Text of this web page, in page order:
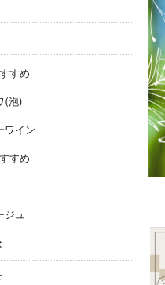
すめ
(泡)
ワイン
すめ
ジュ